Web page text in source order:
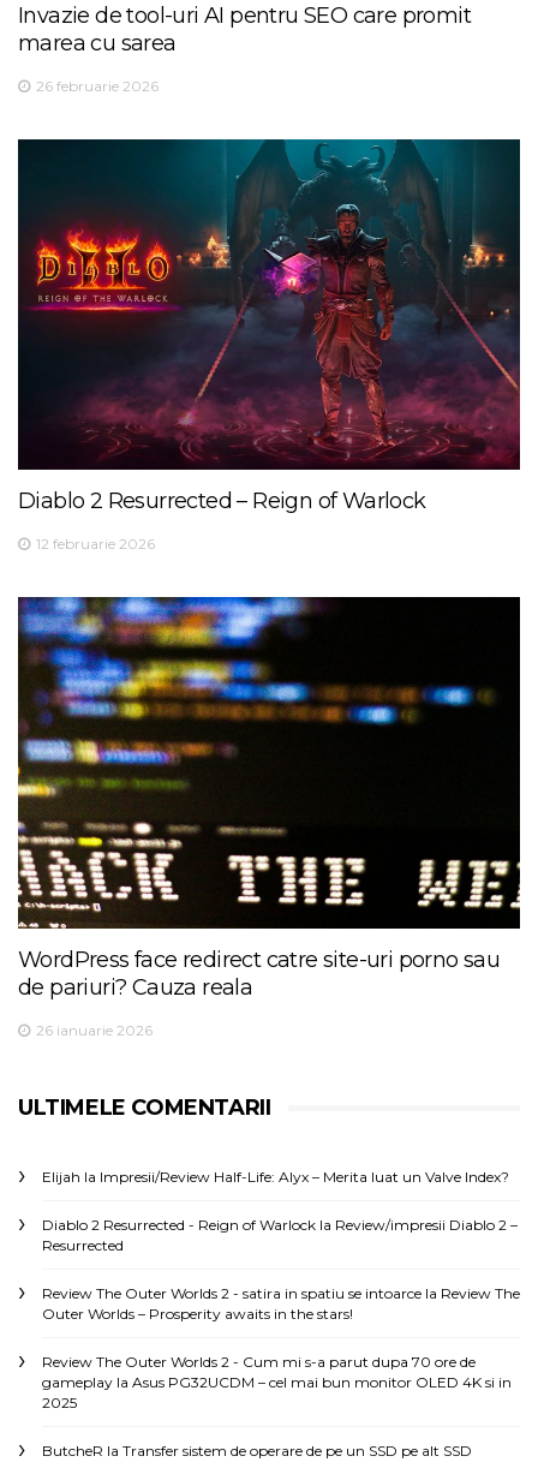
Invazie de tool-uri AI pentru SEO care promit
marea cu sarea
26 februarie 2026
Diablo 2 Resurrected – Reign of Warlock
12 februarie 2026
WordPress face redirect catre site-uri porno sau
de pariuri? Cauza reala
26 ianuarie 2026
ULTIMELE COMENTARII
Elijah la Impresii/Review Half-Life: Alyx – Merita luat un Valve Index?
Diablo 2 Resurrected - Reign of Warlock la Review/impresii Diablo 2 –
Resurrected
Review The Outer Worlds 2 - satira in spatiu se intoarce la Review The
Outer Worlds – Prosperity awaits in the stars!
Review The Outer Worlds 2 - Cum mi s-a parut dupa 70 ore de
gameplay la Asus PG32UCDM – cel mai bun monitor OLED 4K si in
2025
ButcheR la Transfer sistem de operare de pe un SSD pe alt SSD